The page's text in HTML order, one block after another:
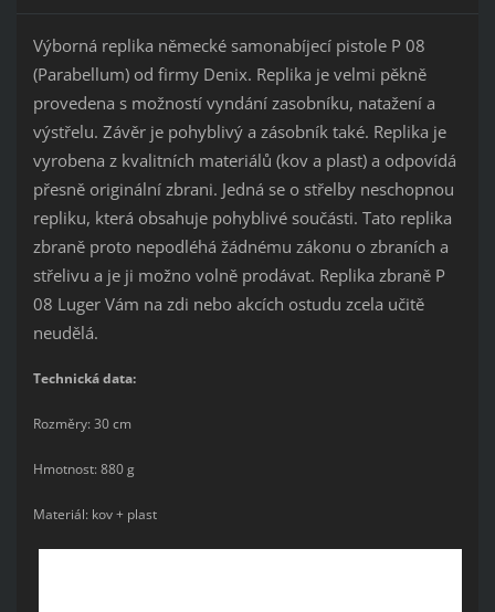
Výborná replika německé samonabíjecí pistole P 08
(Parabellum) od firmy Denix. Replika je velmi pěkně
provedena s možností vyndání zasobníku, natažení a
výstřelu. Závěr je pohyblivý a zásobník také. Replika je
vyrobena z kvalitních materiálů (kov a plast) a odpovídá
přesně originální zbrani. Jedná se o střelby neschopnou
repliku, která obsahuje pohyblivé součásti. Tato replika
zbraně proto nepodléhá žádnému zákonu o zbraních a
střelivu a je ji možno volně prodávat. Replika zbraně P
08 Luger Vám na zdi nebo akcích ostudu zcela učitě
neudělá.
Technická data:
Rozměry: 30 cm
Hmotnost: 880 g
Materiál: kov + plast